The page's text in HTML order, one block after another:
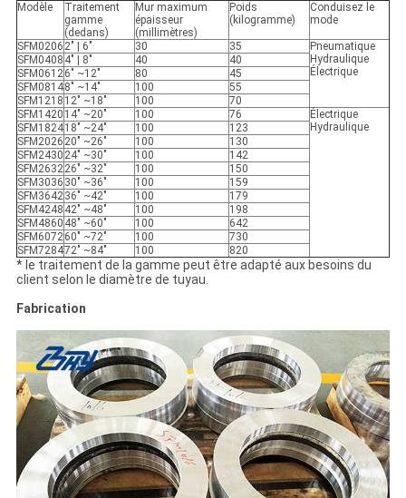
Modèle
Traitement
gamme
(dedans)
Mur maximum
épaisseur
(millimètres)
Poids
(kilogramme)
Conduisez le
mode
SFM0206 2" | 6" 30 35
Pneumatique
Hydraulique
Électrique
SFM0408 4" | 8" 40
40
SFM06126" ~12" 80
45
SFM08148" ~14" 100
55
SFM1218 12" ~18" 100
70
SFM1420 14" ~20" 100 76
Électrique
Hydraulique
SFM182418" ~24" 100
123
SFM2026 20" ~26" 100
130
SFM2430 24" ~30" 100
142
SFM263226" ~32" 100
150
SFM3036 30" ~36" 100
159
SFM364236" ~42" 100
179
SFM4248 42" ~48" 100
198
SFM4860 48" ~60" 100
642
SFM607260" ~72" 100
730
SFM728472" ~84" 100 820
* le traitement de la gamme peut être adapté aux besoins du
client selon le diamètre de tuyau.
Fabrication